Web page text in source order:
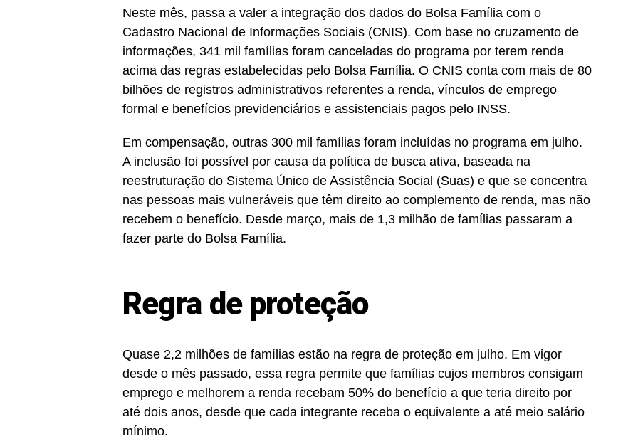
Neste mês, passa a valer a integração dos dados do Bolsa Família com o
Cadastro Nacional de Informações Sociais (CNIS). Com base no cruzamento de
informações, 341 mil famílias foram canceladas do programa por terem renda
acima das regras estabelecidas pelo Bolsa Família. O CNIS conta com mais de 80
bilhões de registros administrativos referentes a renda, vínculos de emprego
formal e benefícios previdenciários e assistenciais pagos pelo INSS.
Em compensação, outras 300 mil famílias foram incluídas no programa em julho.
A inclusão foi possível por causa da política de busca ativa, baseada na
reestruturação do Sistema Único de Assistência Social (Suas) e que se concentra
nas pessoas mais vulneráveis que têm direito ao complemento de renda, mas não
recebem o benefício. Desde março, mais de 1,3 milhão de famílias passaram a
fazer parte do Bolsa Família.
Regra de proteção
Quase 2,2 milhões de famílias estão na regra de proteção em julho. Em vigor
desde o mês passado, essa regra permite que famílias cujos membros consigam
emprego e melhorem a renda recebam 50% do benefício a que teria direito por
até dois anos, desde que cada integrante receba o equivalente a até meio salário
mínimo.